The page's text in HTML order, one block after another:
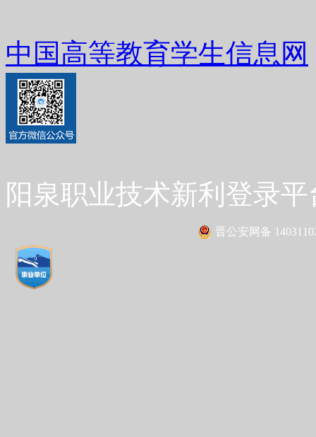
中国高等教育学生信息网
阳泉职业技术新利登录
晋公安网备